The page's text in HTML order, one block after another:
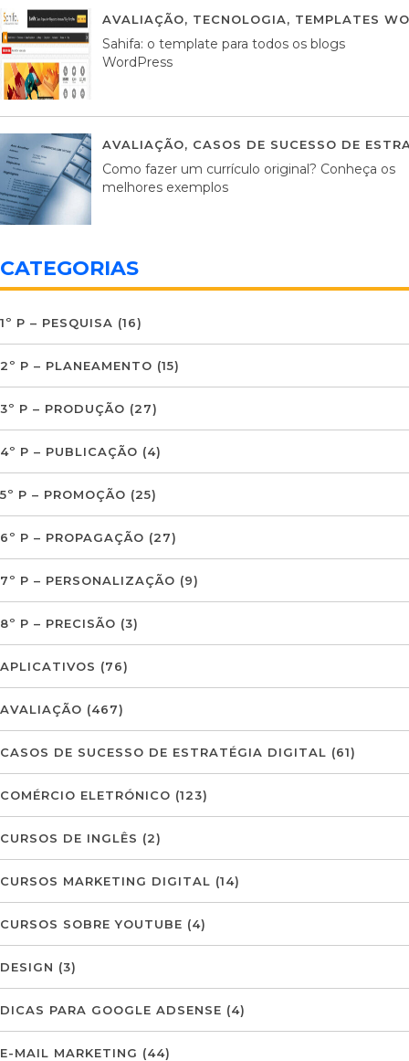
AVALIAÇÃO, TECNOLOGIA, TEMPLATES
Sahifa: o template para todos os blogs
WordPress
AVALIAÇÃO, CASOS DE SUCESSO DE
Como fazer um currículo original? Conheça os
melhores exemplos
CATEGORIAS
1º P – PESQUISA (16)
2º P – PLANEAMENTO (15)
3º P – PRODUÇÃO (27)
4º P – PUBLICAÇÃO (4)
5º P – PROMOÇÃO (25)
6º P – PROPAGAÇÃO (27)
7º P – PERSONALIZAÇÃO (9)
8º P – PRECISÃO (3)
APLICATIVOS (76)
AVALIAÇÃO (467)
CASOS DE SUCESSO DE ESTRATÉGIA DIGITAL (61)
COMÉRCIO ELETRÓNICO (123)
CURSOS DE INGLÊS (2)
CURSOS MARKETING DIGITAL (14)
CURSOS SOBRE YOUTUBE (4)
DESIGN (3)
DICAS PARA GOOGLE ADSENSE (4)
E-MAIL MARKETING (44)